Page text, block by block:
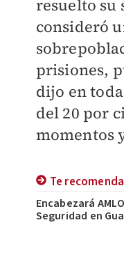
resuelto su
consideró
prisiones,
dijo en
del 20 por
momentos
Te
Encabezará
Seguridad en